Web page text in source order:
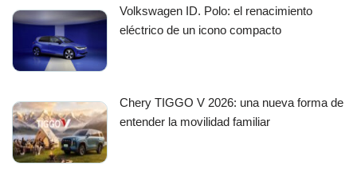
Volkswagen ID. Polo: el renacimiento
eléctrico de un icono compacto
Chery TIGGO V 2026: una nueva forma de
entender la movilidad familiar